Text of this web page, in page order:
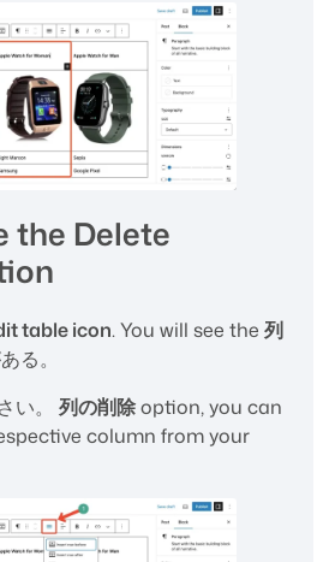
the Delete
table icon. You will see the 列
る。
い。 列の削除option, you can
column from your